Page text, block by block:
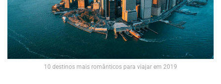
10 destinos mais românticos para viajar em 2019